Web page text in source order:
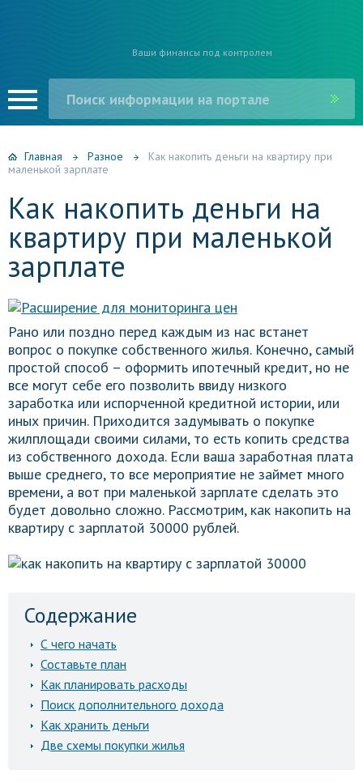
Ваши финансы под контролем
Главная Разное
Как накопить деньги на квартиру при
маленькой зарплате
Как накопить деньги на
квартиру при маленькой
зарплате
Рано или поздно перед каждым из нас встанет
вопрос о покупке собственного жилья. Конечно, самый
простой способ – оформить ипотечный кредит, но не
все могут себе его позволить ввиду низкого
заработка или испорченной кредитной истории, или
иных причин. Приходится задумывать о покупке
жилплощади своими силами, то есть копить средства
из собственного дохода. Если ваша заработная плата
выше среднего, то все мероприятие не займет много
времени, а вот при маленькой зарплате сделать это
будет довольно сложно. Рассмотрим, как накопить на
квартиру с зарплатой 30000 рублей.
Содержание
С чего начать
Составьте план
Как планировать расходы
Поиск дополнительного дохода
Как хранить деньги
Две схемы покупки жилья